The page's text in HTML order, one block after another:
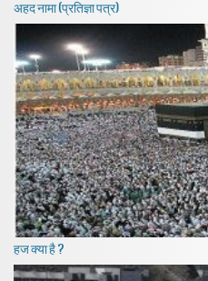
अहद नामा (प्रतिज्ञा पत्र)
हज क्या है ?